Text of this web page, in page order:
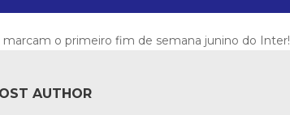
marcam o primeiro fim de semana junino do Inter!
AUTHOR